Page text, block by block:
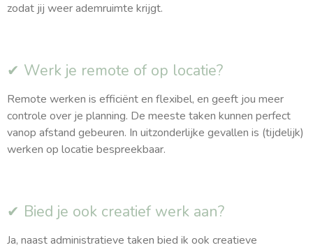
zodat jij weer ademruimte krijgt.
✔ Werk je remote of op locatie?
Remote werken is efficiënt en flexibel, en geeft jou meer
controle over je planning. De meeste taken kunnen perfect
vanop afstand gebeuren. In uitzonderlijke gevallen is (tijdelijk)
werken op locatie bespreekbaar.
✔ Bied je ook creatief werk aan?
Ja, naast administratieve taken bied ik ook creatieve